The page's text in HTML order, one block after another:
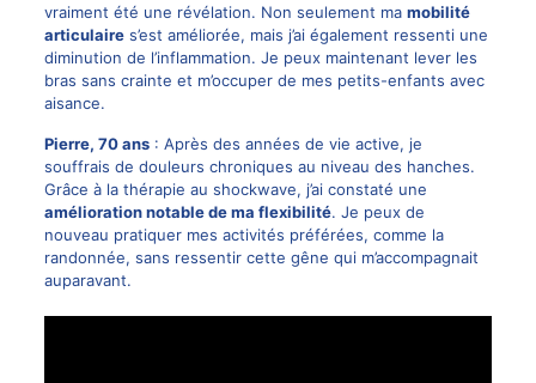
vraiment été une révélation. Non seulement ma mobilité
articulaires’est améliorée, mais j’ai également ressenti une
diminution de l’inflammation. Je peux maintenant lever les
bras sans crainte et m’occuper de mes petits-enfants avec
aisance.
Pierre, 70 ans: Après des années de vie active, je
souffrais de douleurs chroniques au niveau des hanches.
Grâce à la thérapie au shockwave, j’ai constaté une
amélioration notable de ma flexibilité. Je peux de
nouveau pratiquer mes activités préférées, comme la
randonnée, sans ressentir cette gêne qui m’accompagnait
auparavant.